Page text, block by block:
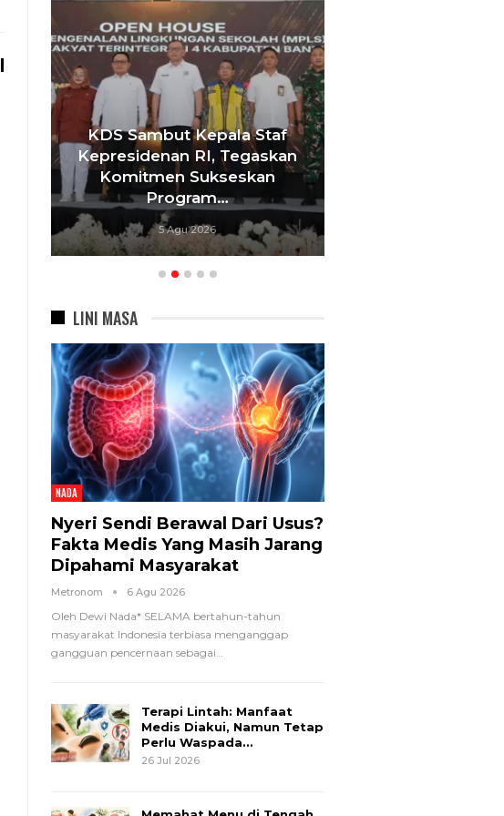
KDS Sambut Kepala Staf
Kepresidenan RI, Tegaskan
Komitmen Sukseskan
Program…
5 Agu 2026
LINI MASA
NADA
Nyeri Sendi Berawal Dari Usus?
Fakta Medis Yang Masih Jarang
Dipahami Masyarakat
Metronom 6 Agu 2026
Oleh Dewi Nada* SELAMA bertahun-tahun
masyarakat Indonesia terbiasa menganggap
gangguan pencernaan sebagai…
Terapi Lintah: Manfaat
Medis Diakui, Namun Tetap
Perlu Waspada…
26 Jul 2026